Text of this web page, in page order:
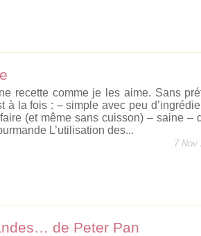
recette comme je les aime. Sans
à la fois : – simple avec peu
(et même sans cuisson) – saine –
L’utilisation des...
7 Nov
de Peter Pan